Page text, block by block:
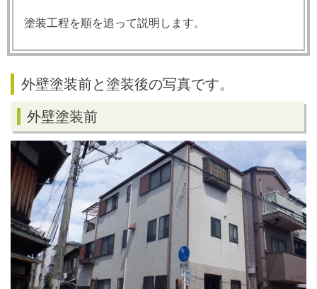
塗装工程を順を追って説明します。
外壁塗装前と塗装後の写真です。
外壁塗装前